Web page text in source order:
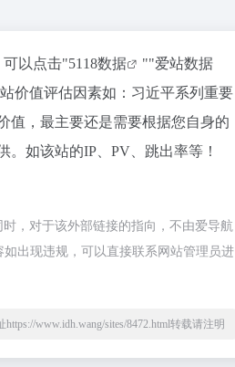
可以点击"5118数据 ""爱站数据
价值评估因素如：习近平系列重要
值，最主要还是需要根据您自身的
如该站的IP、PV、跳出率等！
，对于该外部链接的指向，不由爱导航
出现违规，可以直接联系网站管理员进
https://www.idh.wang/sites/8472.html转载请注明